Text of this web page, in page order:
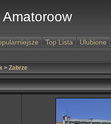
Top Lista Ulubione
> Zabrze